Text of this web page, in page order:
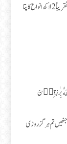
اس وقت تک روئے زمین پر حیوانات کی تقریباً 10 لاکھ اور نباتات کی تقریباً2 لاکھ انواع کا پتا
بِرٰزِقِيۡنَ
تم ہرگز روزی